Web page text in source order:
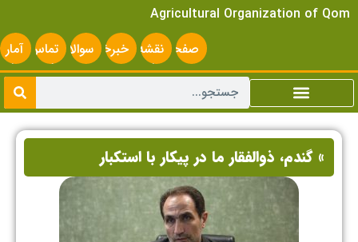
Agricultural Organization of Qom
صفحه
اصلی
نقشه
سایت
خبرخوانسوالات
متداول
تماس
با ما
آمار
» گندم، ذوالفقار ما در پیکار با استکبار